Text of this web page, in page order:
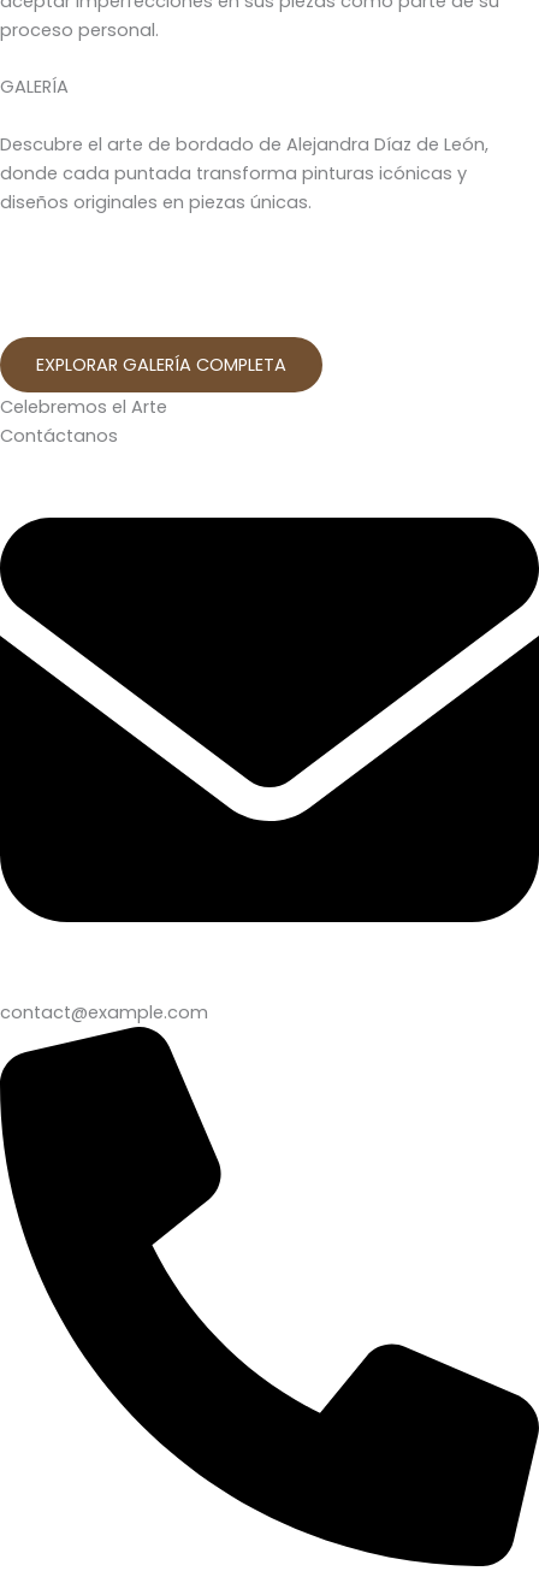
proceso personal.
GALERÍA
Descubre el arte de bordado de Alejandra Díaz de León,
donde cada puntada transforma pinturas icónicas y
diseños originales en piezas únicas.
EXPLORAR GALERÍA COMPLETA
Celebremos el Arte
Contáctanos
contact@example.com